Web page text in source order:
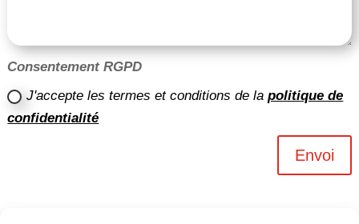
Consentement RGPD
J'accepte les termes et conditions de lapolitique de
confidentialité
Envoi